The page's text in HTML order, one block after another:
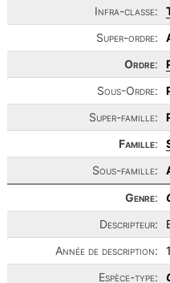
Infra-classe:
Super-ordre:
Ordre:
Sous-Ordre:
Super-famille:
Famille:
Sous-famille:
Genre:
Descripteur:
Année de description:
Espèce-type: